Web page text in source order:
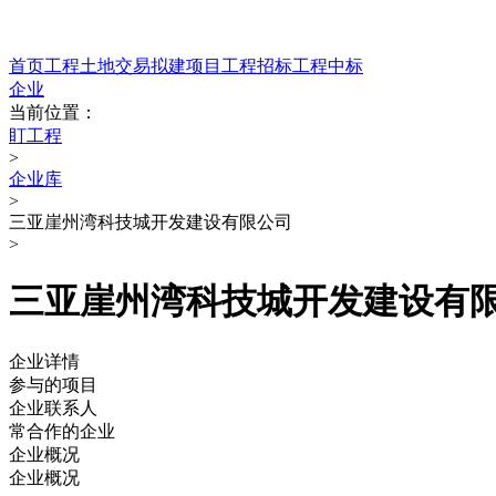
首页工程土地交易拟建项目 工程招标工程中标
企业
当前位置：
盯工程
>
企业库
>
三亚崖州湾科技城开发建设有限公司
>
三亚崖州湾科技城开发建设有
企业详情
参与的项目
企业联系人
常合作的企业
企业概况
企业概况